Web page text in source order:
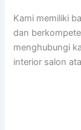
Kami memiliki
dan
menghubungi
interior salon